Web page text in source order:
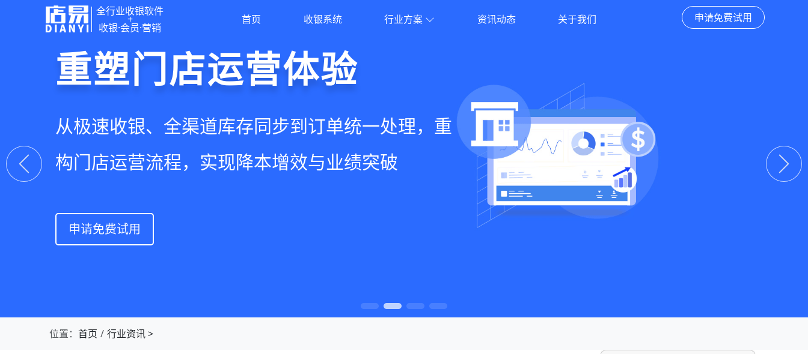
全行业收银软件
+
收银·会员·营销
首页 收银系统 行业方案 资讯动态 关于我们 申请免费试用
门店收银，就用店易
智慧收银+商品库存+会员增长+小程序商城，一套
系统解决开店管店及业绩增长难题
申请免费试用
重塑门店运营体验
从极速收银、全渠道库存同步到订单统一处理，重
构门店运营流程，实现降本增效与业绩突破
申请免费试用
驱动私域会员增长
从支付即会员、精准营销到优惠券互通，驱动私域
流量沉淀和会员复购，提升忠诚度和营销效果
申请免费试用
快速拓展生意边界
借助小程序商城、线上引流到线下售后，打通全域
销售渠道，拓展生意边界，提升顾客体验
申请免费试用
上一张 下一
位置： 首页 行业资讯>